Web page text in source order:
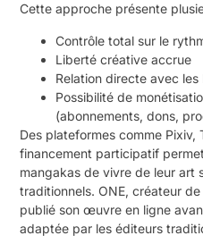
Cette approche présente
Contrôle total sur le
Liberté créative accrue
Relation directe avec les
Possibilité de
(abonnements, dons,
Des plateformes comme
financement participatif
mangakas de vivre de leur art
traditionnels. ONE, créateur
publié son œuvre en ligne
adaptée par les éditeurs